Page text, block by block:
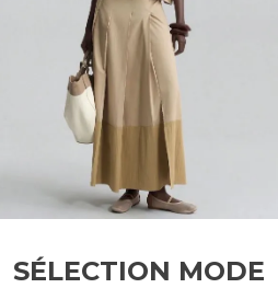
SÉLECTION MODE